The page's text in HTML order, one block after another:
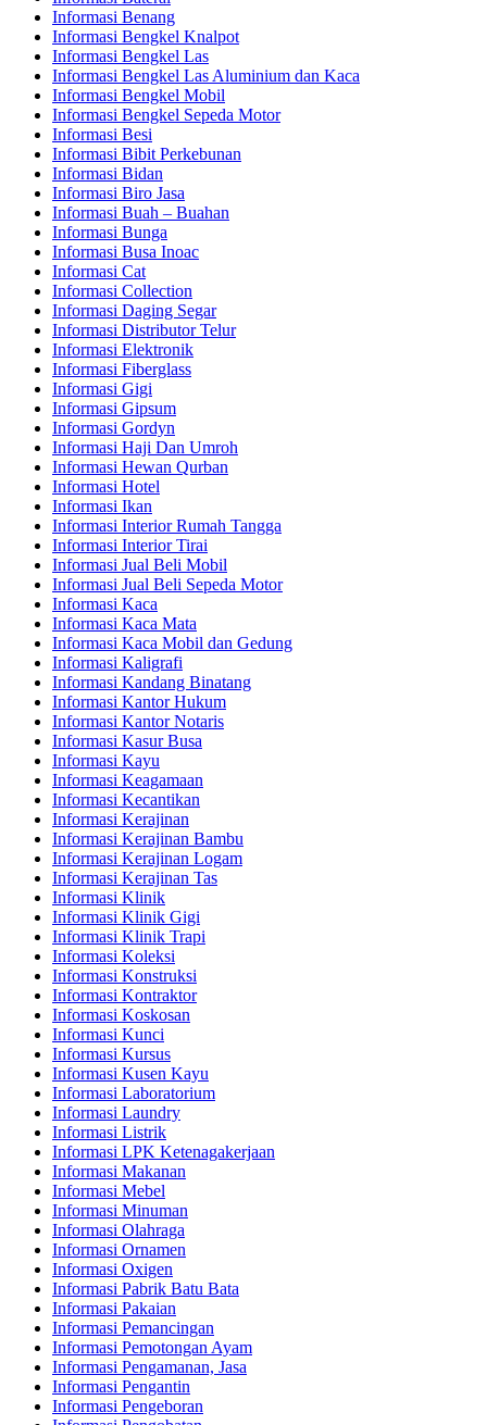
Informasi Benang
Informasi Bengkel Knalpot
Informasi Bengkel Las
Informasi Bengkel Las Aluminium dan Kaca
Informasi Bengkel Mobil
Informasi Bengkel Sepeda Motor
Informasi Besi
Informasi Bibit Perkebunan
Informasi Bidan
Informasi Biro Jasa
Informasi Buah – Buahan
Informasi Bunga
Informasi Busa Inoac
Informasi Cat
Informasi Collection
Informasi Daging Segar
Informasi Distributor Telur
Informasi Elektronik
Informasi Fiberglass
Informasi Gigi
Informasi Gipsum
Informasi Gordyn
Informasi Haji Dan Umroh
Informasi Hewan Qurban
Informasi Hotel
Informasi Ikan
Informasi Interior Rumah Tangga
Informasi Interior Tirai
Informasi Jual Beli Mobil
Informasi Jual Beli Sepeda Motor
Informasi Kaca
Informasi Kaca Mata
Informasi Kaca Mobil dan Gedung
Informasi Kaligrafi
Informasi Kandang Binatang
Informasi Kantor Hukum
Informasi Kantor Notaris
Informasi Kasur Busa
Informasi Kayu
Informasi Keagamaan
Informasi Kecantikan
Informasi Kerajinan
Informasi Kerajinan Bambu
Informasi Kerajinan Logam
Informasi Kerajinan Tas
Informasi Klinik
Informasi Klinik Gigi
Informasi Klinik Trapi
Informasi Koleksi
Informasi Konstruksi
Informasi Kontraktor
Informasi Koskosan
Informasi Kunci
Informasi Kursus
Informasi Kusen Kayu
Informasi Laboratorium
Informasi Laundry
Informasi Listrik
Informasi LPK Ketenagakerjaan
Informasi Makanan
Informasi Mebel
Informasi Minuman
Informasi Olahraga
Informasi Ornamen
Informasi Oxigen
Informasi Pabrik Batu Bata
Informasi Pakaian
Informasi Pemancingan
Informasi Pemotongan Ayam
Informasi Pengamanan, Jasa
Informasi Pengantin
Informasi Pengeboran